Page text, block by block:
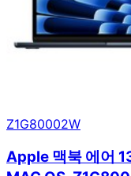
Z1G80002W
Apple 맥북 에어